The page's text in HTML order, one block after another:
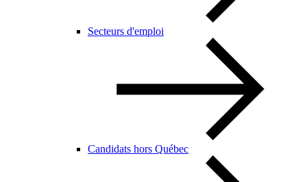
Secteurs d'emploi
Candidats hors Québec